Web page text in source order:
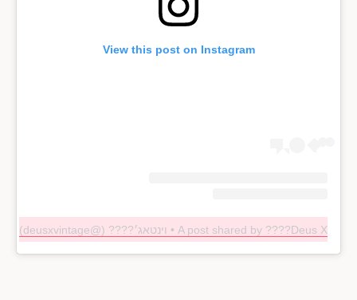
View this post on Instagram
A post shared by ????Deus X • וינטאג׳???? (@deusxvintage)